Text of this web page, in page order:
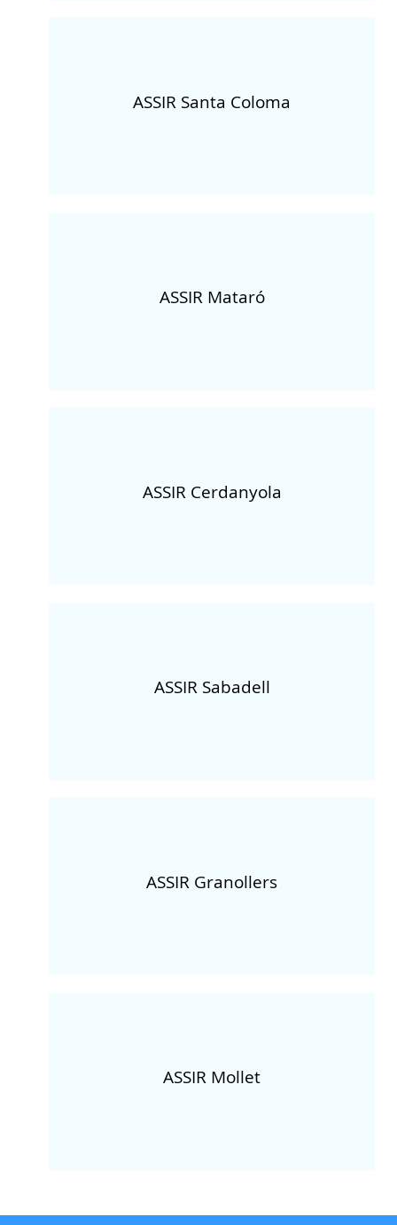
ASSIR Santa Coloma
ASSIR Mataró
ASSIR Cerdanyola
ASSIR Sabadell
ASSIR Granollers
ASSIR Mollet